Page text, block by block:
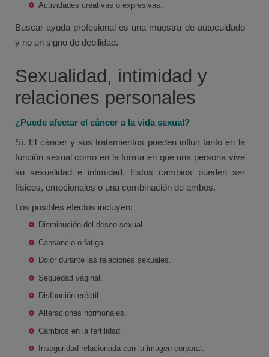
Actividades creativas o expresivas.
Buscar ayuda profesional es una muestra de autocuidado
y no un signo de debilidad.
Sexualidad, intimidad y
relaciones personales
¿Puede afectar el cáncer a la vida sexual?
Sí. El cáncer y sus tratamientos pueden influir tanto en la
función sexual como en la forma en que una persona vive
su sexualidad e intimidad. Estos cambios pueden ser
físicos, emocionales o una combinación de ambos.
Los posibles efectos incluyen:
Disminución del deseo sexual.
Cansancio o fatiga.
Dolor durante las relaciones sexuales.
Sequedad vaginal.
Disfunción eréctil.
Alteraciones hormonales.
Cambios en la fertilidad.
Inseguridad relacionada con la imagen corporal.